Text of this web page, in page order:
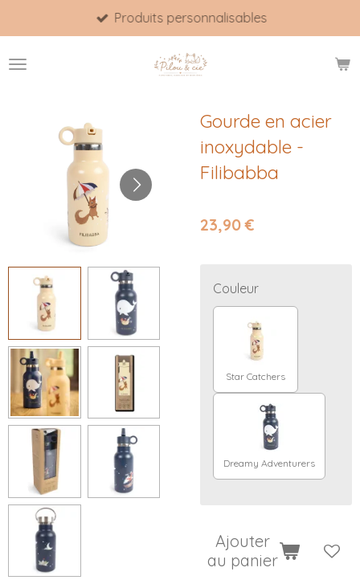
au
contenu
Produits personnalisables
Gourde en acier
inoxydable -
Filibabba
23,90 €
Couleur
Star Catchers
Dreamy Adventurers
Ajouter
au panier